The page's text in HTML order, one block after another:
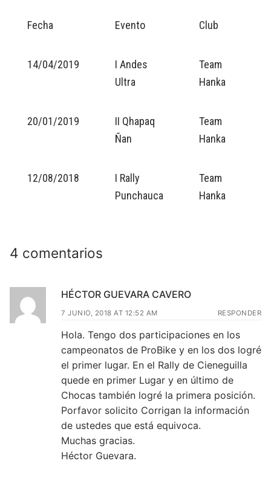
Fecha Evento Club
14/04/2019
I Andes
Ultra
Team
Hanka
20/01/2019
II Qhapaq
Ñan
Team
Hanka
12/08/2018
I Rally
Punchauca
Team
Hanka
4 comentarios
HÉCTOR GUEVARA CAVERO
7 JUNIO, 2018 AT 12:52 AM RESPONDER
Hola. Tengo dos participaciones en los
campeonatos de ProBike y en los dos logré
el primer lugar. En el Rally de Cieneguilla
quede en primer Lugar y en último de
Chocas también logré la primera posición.
Porfavor solicito Corrigan la información
de ustedes que está equivoca.
Muchas gracias.
Héctor Guevara.